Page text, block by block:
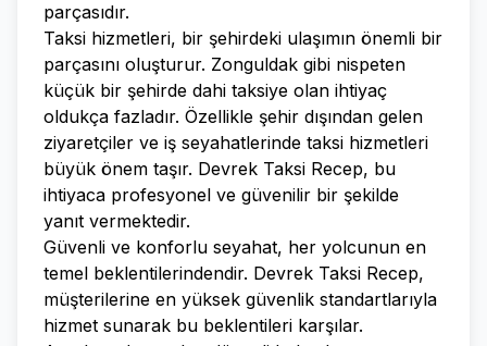
parçasıdır.
Taksi hizmetleri, bir şehirdeki ulaşımın önemli bir
parçasını oluşturur. Zonguldak gibi nispeten
küçük bir şehirde dahi taksiye olan ihtiyaç
oldukça fazladır. Özellikle şehir dışından gelen
ziyaretçiler ve iş seyahatlerinde taksi hizmetleri
büyük önem taşır. Devrek Taksi Recep, bu
ihtiyaca profesyonel ve güvenilir bir şekilde
yanıt vermektedir.
Güvenli ve konforlu seyahat, her yolcunun en
temel beklentilerindendir. Devrek Taksi Recep,
müşterilerine en yüksek güvenlik standartlarıyla
hizmet sunarak bu beklentileri karşılar.